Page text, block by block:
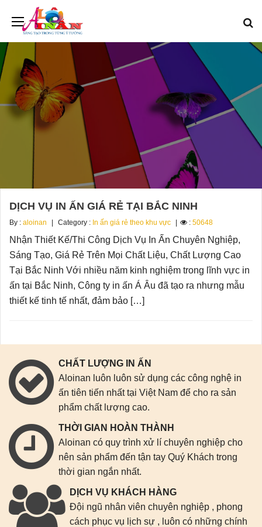
DỊCH VỤ IN ẤN GIÁ RẺ TẠI BẮC NINH
By : aloinan Category : In ấn giá rẻ theo khu vực : 50648
Nhận Thiết Kế/Thi Công Dịch Vụ In Ấn Chuyên Nghiệp,
Sáng Tạo, Giá Rẻ Trên Mọi Chất Liệu, Chất Lượng Cao
Tại Bắc Ninh Với nhiều năm kinh nghiệm trong lĩnh vực in
ấn tại Bắc Ninh, Công ty in ấn Á Âu đã tạo ra nhưng mẫu
thiết kế tinh tế nhất, đảm bảo […]
CHẤT LƯỢNG IN ẤN
Aloinan luôn luôn sử dụng các công nghệ in
ấn tiên tiến nhất tại Việt Nam để cho ra sản
phẩm chất lượng cao.
THỜI GIAN HOÀN THÀNH
Aloinan có quy trình xử lí chuyên nghiệp cho
nên sản phẩm đến tận tay Quý Khách trong
thời gian ngắn nhất.
DỊCH VỤ KHÁCH HÀNG
Đội ngũ nhân viên chuyên nghiệp , phong
cách phục vụ lịch sự , luôn có những chính